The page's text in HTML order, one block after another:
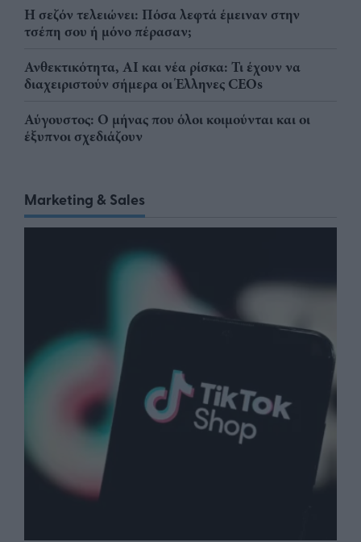
Η σεζόν τελειώνει: Πόσα λεφτά έμειναν στην
τσέπη σου ή μόνο πέρασαν;
Ανθεκτικότητα, AI και νέα ρίσκα: Τι έχουν να
διαχειριστούν σήμερα οι Έλληνες CEOs
Αύγουστος: Ο μήνας που όλοι κοιμούνται και οι
έξυπνοι σχεδιάζουν
Marketing & Sales